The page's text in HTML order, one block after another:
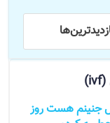
من امروز روز 8انتقال جنینم هست روز